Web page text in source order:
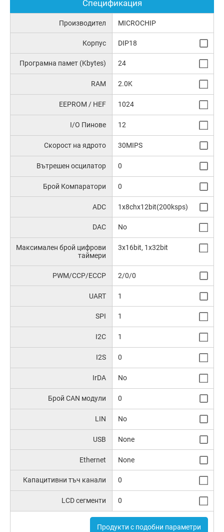
Спецификация
Производител MICROCHIP
Корпус DIP18
Програмна памет (Kbytes) 24
RAM 2.0K
EEPROM / HEF 1024
I/O Пинове 12
Скорост на ядрото 30MIPS
Вътрешен осцилатор 0
Брой Компаратори 0
ADC 1x8chx12bit(200ksps)
DAC No
Максимален брой цифрови
таймери
3x16bit, 1x32bit
PWM/CCP/ECCP 2/0/0
UART 1
SPI 1
I2C 1
I2S 0
IrDA No
Брой CAN модули 0
LIN No
USB None
Ethernet None
Капацитивни тъч канали 0
LCD сегменти 0
Продукти с подобни параметри